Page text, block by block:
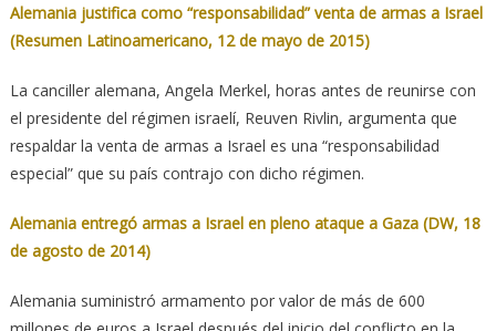
Alemania justifica como “responsabilidad” venta de armas a Israel
(Resumen Latinoamericano, 12 de mayo de 2015)
La canciller alemana, Angela Merkel, horas antes de reunirse con
el presidente del régimen israelí, Reuven Rivlin, argumenta que
respaldar la venta de armas a Israel es una “responsabilidad
especial” que su país contrajo con dicho régimen.
Alemania entregó armas a Israel en pleno ataque a Gaza (DW, 18
de agosto de 2014)
Alemania suministró armamento por valor de más de 600